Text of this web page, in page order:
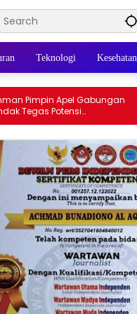
Teknologi Kesehatan
Apel Gabungan
Potensi
di Puncak Acara